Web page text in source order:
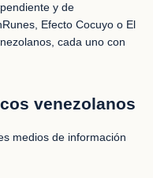
y de
Efecto Cocuyo o El
cada uno con
venezolanos
medios de información